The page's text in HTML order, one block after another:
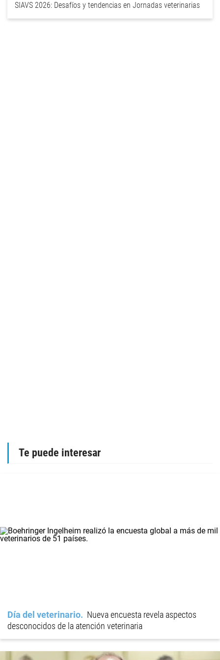
SIAVS 2026: Desafíos y tendencias en Jornadas veterinarias
Te puede interesar
Día del veterinario
Nueva encuesta revela aspectos
desconocidos de la atención veterinaria